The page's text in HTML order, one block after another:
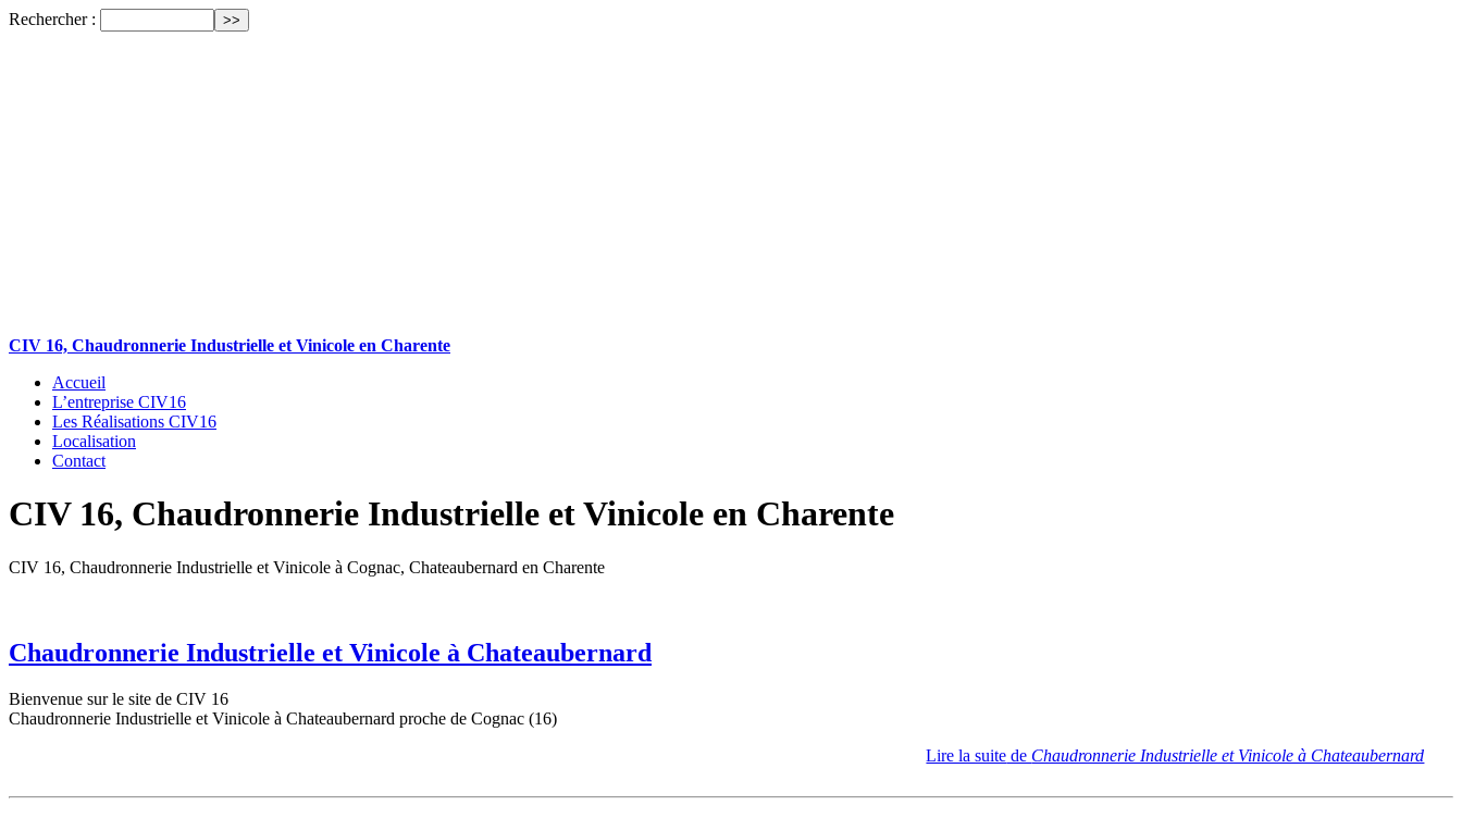
Rechercher :
CIV 16, Chaudronnerie Industrielle et Vinicole en Charente
Accueil
L’entreprise CIV16
Les Réalisations CIV16
Localisation
Contact
CIV 16, Chaudronnerie Industrielle et Vinicole en Charente
CIV 16, Chaudronnerie Industrielle et Vinicole à Cognac, Chateaubernard en Charente
Chaudronnerie Industrielle et Vinicole à Chateaubernard
Bienvenue sur le site de CIV 16
Chaudronnerie Industrielle et Vinicole à Chateaubernard proche de Cognac (16)
Lire la suite de Chaudronnerie Industrielle et Vinicole à Chateaubernard